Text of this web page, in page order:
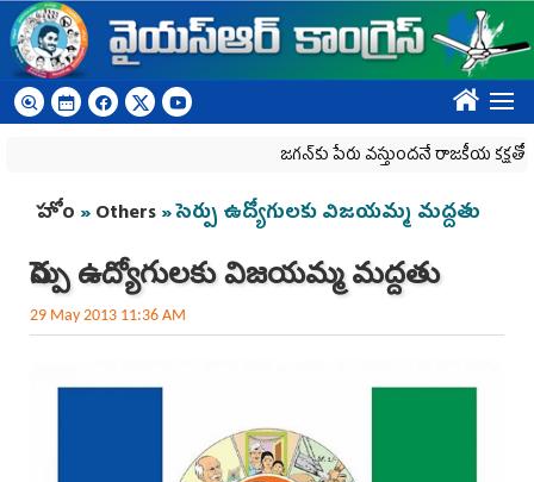
Skip to main content
????
జగన్‌కు పేరు వస్తుందనే రాజకీయ కక్షతో దిశ
You are here
హోం »Others» సెర్పు ఉద్యోగులకు విజయమ్మ మద్దతు
సెర్పు ఉద్యోగులకు విజయమ్మ మద్దతు
29 May 2013 11:36 AM